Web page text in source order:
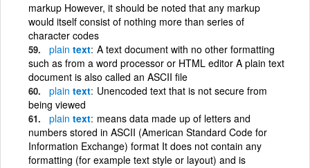
markup However, it should be noted that any markup
would itself consist of nothing more than series of
character codes
plain text A text document with no other formatting
such as from a word processor or HTML editor A plain text
document is also called an ASCII file
plain text Unencoded text that is not secure from
being viewed
plain text means data made up of letters and
numbers stored in ASCII (American Standard Code for
Information Exchange) format It does not contain any
formatting (for example text style or layout) and is